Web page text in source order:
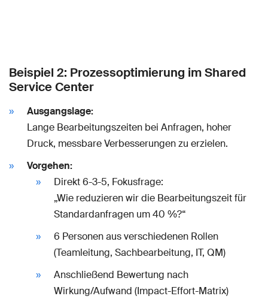
Beispiel 2: Prozessoptimierung im Shared
Service Center
Ausgangslage:
Lange Bearbeitungszeiten bei Anfragen, hoher
Druck, messbare Verbesserungen zu erzielen.
Vorgehen:
Direkt 6-3-5, Fokusfrage:
„Wie reduzieren wir die Bearbeitungszeit für
Standardanfragen um 40 %?“
6 Personen aus verschiedenen Rollen
(Teamleitung, Sachbearbeitung, IT, QM)
Anschließend Bewertung nach
Wirkung/Aufwand (Impact-Effort-Matrix)